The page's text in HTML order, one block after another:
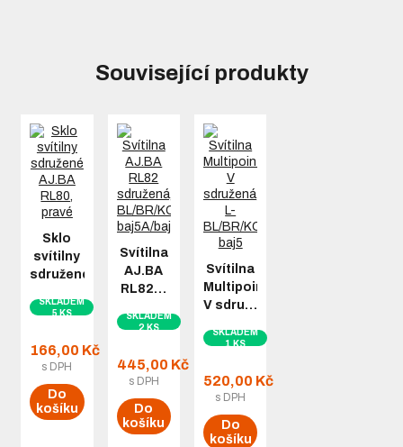
Související produkty
Sklo
svítilny
sdružené…
SKLADEM
5 KS
166,00 Kč
s DPH
Do
košíku
Svítilna
AJ.BA
RL82…
SKLADEM
2 KS
445,00 Kč
s DPH
Do
košíku
Svítilna
Multipoint
V sdru…
SKLADEM
1 KS
520,00 Kč
s DPH
Do
košíku